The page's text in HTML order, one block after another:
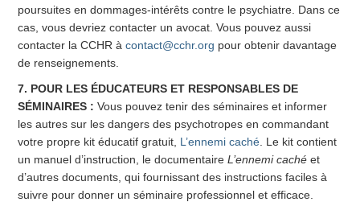
poursuites en dommages-intérêts contre le psychiatre. Dans ce
cas, vous devriez contacter un avocat. Vous pouvez aussi
contacter la CCHR àcontact@cchr.org pour obtenir davantage
de renseignements.
7. POUR LES ÉDUCATEURS ET RESPONSABLES DE
SÉMINAIRES :Vous pouvez tenir des séminaires et informer
les autres sur les dangers des psychotropes en commandant
votre propre kit éducatif gratuit, L’ennemi caché. Le kit contient
un manuel d’instruction, le documentaireL’ennemi caché et
d’autres documents, qui fournissant des instructions faciles à
suivre pour donner un séminaire professionnel et efficace.